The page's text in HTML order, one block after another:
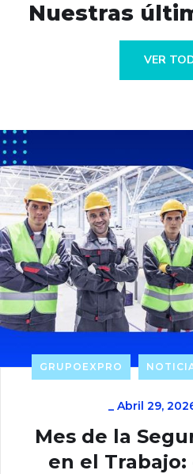
Nuestras
VER
GRUPOEXPRO
Abril 29,
Mes de la
en el Trabajo: